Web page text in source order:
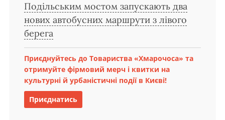
Подільським мостом запускають два
нових автобусних маршрути з лівого
берега
Приєднуйтесь до Товариства «Хмарочоса» та
отримуйте фірмовий мерч і квитки на
культурні й урбаністичні події в Києві!
Приєднатись